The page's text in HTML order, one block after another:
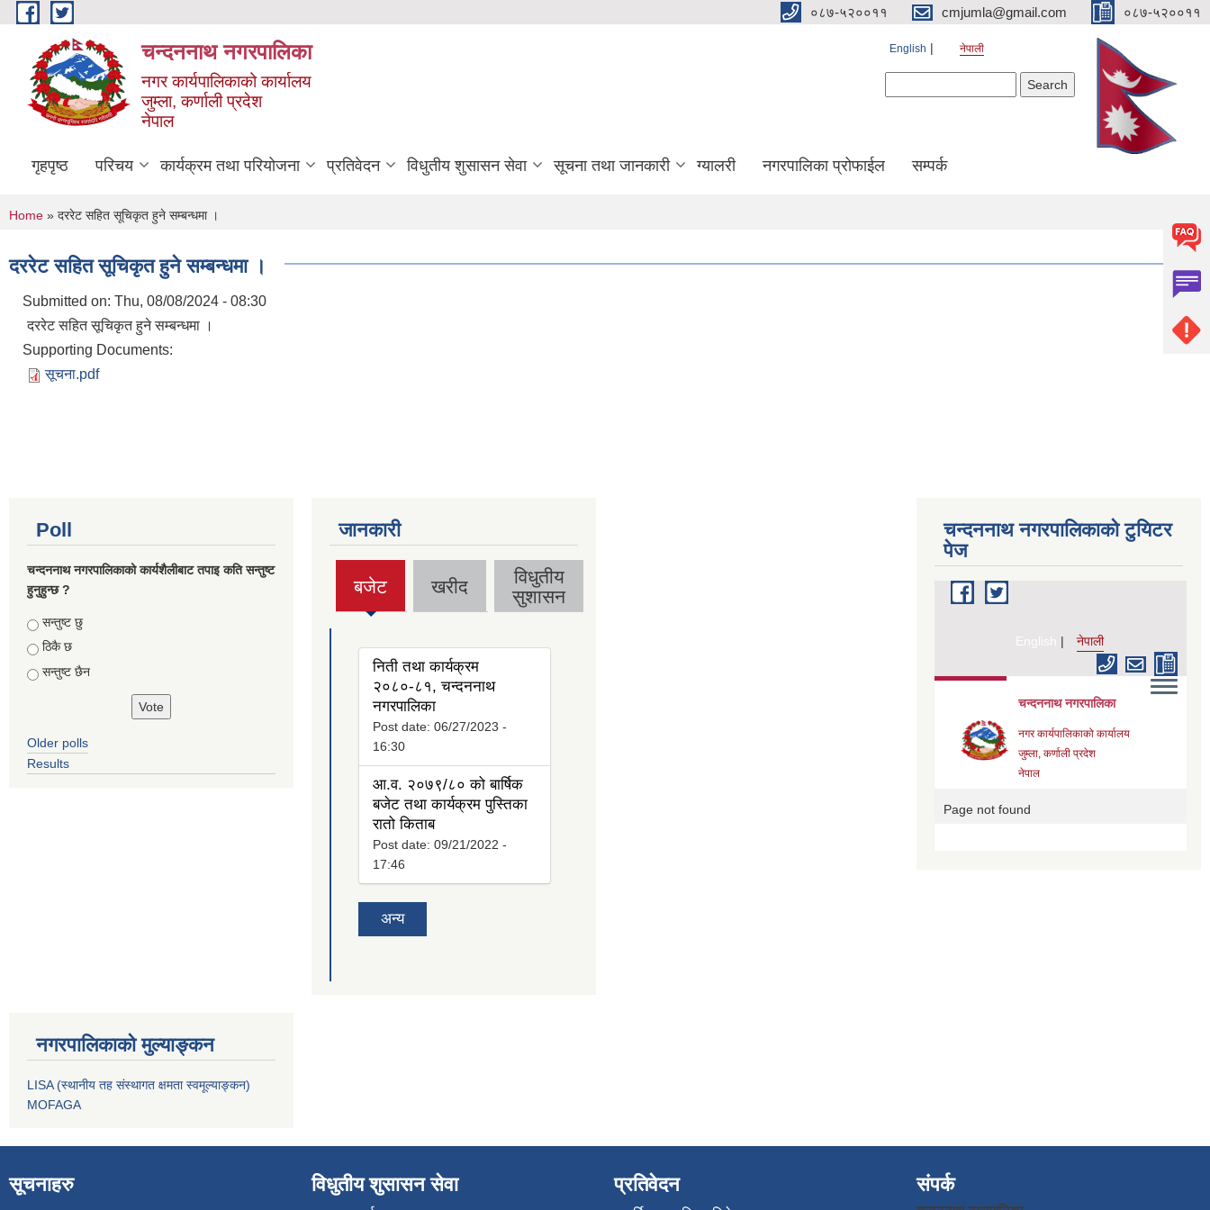
Skip to main content ०८७-५२००११ cmjumla@gmail.com ०८७-५२००११
चन्दननाथ नगरपालिका
नगर कार्यपालिकाको कार्यालय
जुम्ला, कर्णाली प्रदेश
नेपाल
English नेपाली
गृहपृष्ठ परिचय कार्यक्रम तथा परियोजना प्रतिवेदन विधुतीय शुसासन सेवा सूचना तथा जानकारी ग्यालरी नगरपालिका प्रोफाईल सम्पर्क
You are here
Home » दररेट सहित सूचिकृत हुने सम्बन्धमा ।
दररेट सहित सूचिकृत हुने सम्बन्धमा ।
Submitted on: Thu, 08/08/2024 - 08:30
दररेट सहित सूचिकृत हुने सम्बन्धमा ।
Supporting Documents:
सूचना.pdf
Poll
चन्दननाथ नगरपालिकाको कार्यशैलीबाट तपाइ कति सन्तुष्ट
हुनुहुन्छ ?
Choices
सन्तुष्ट छु
ठिकै छ
सन्तुष्ट छैन
Older polls
Results
जानकारी
बजेट
(active
tab)
खरीद
विधुतीय
सुशासन
निती तथा कार्यक्रम
२०८०-८१, चन्दननाथ
नगरपालिका
Post date: 06/27/2023 -
16:30
आ.व. २०७९/८० को बार्षिक
बजेट तथा कार्यक्रम पुस्तिका
रातो किताब
Post date: 09/21/2022 -
17:46
अन्य
चन्दननाथ नगरपालिकाको टुयिटर
पेज
नगरपालिकाको मुल्याङ्कन
LISA (स्थानीय तह संस्थागत क्षमता स्वमूल्याङ्कन)
MOFAGA
सूचनाहरु विधुतीय शुसासन सेवा प्रतिवेदन संपर्क